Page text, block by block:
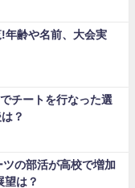
年齢や名前、大会実
チートを行なった選
？
ツの部活が高校で増加
望は？